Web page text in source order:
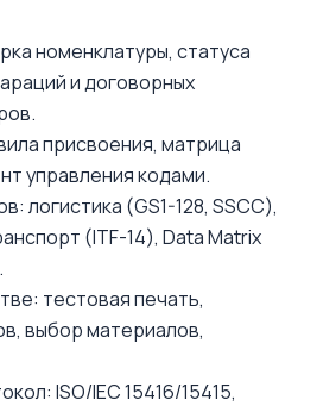
номенклатуры, статуса
и договорных
присвоения, матрица
управления кодами.
логистика (GS1-128, SSCC),
(ITF-14), Data Matrix
тестовая печать,
выбор материалов,
ISO/IEC 15416/15415,